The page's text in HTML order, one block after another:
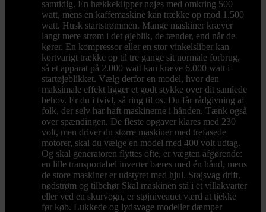
samtidig. En hækkeklipper nøjes med omkring 500
watt, mens en kaffemaskine kan trække op mod 1.500
watt. Husk startstrømmen. Mange maskiner kræver
langt mere strøm i det øjeblik, de tænder, end når de
kører. En kompressor eller en stor vinkelsliber kan
kortvarigt trække op til tre gange sit normale forbrug,
så et apparat på 2.000 watt kan kræve 6.000 watt i
startøjeblikket. Vælg derfor en model, hvor den
maksimale effekt ligger et godt stykke over dit samlede
behov. Er du i tvivl, så ring til os. Du får rådgivning af
folk, der selv har haft maskinerne i hånden. Tænk også
over spændingen. De fleste opgaver klares med 230
volt, men driver du større maskiner med trefasede
motorer, skal du vælge en model med 400 volt udtag.
Og skal generatoren flyttes ofte, er vægten afgørende:
en lille transportabel inverter bæres med én hånd, mens
de store maskiner er udstyret med hjul. Støjsvag drift,
nødstrøm og tilbehør Skal maskinen stå i et villakvarter
eller ved en skurvogn, er støjniveauet værd at tjekke
før køb. Lukkede og lydsvage modeller dæmper